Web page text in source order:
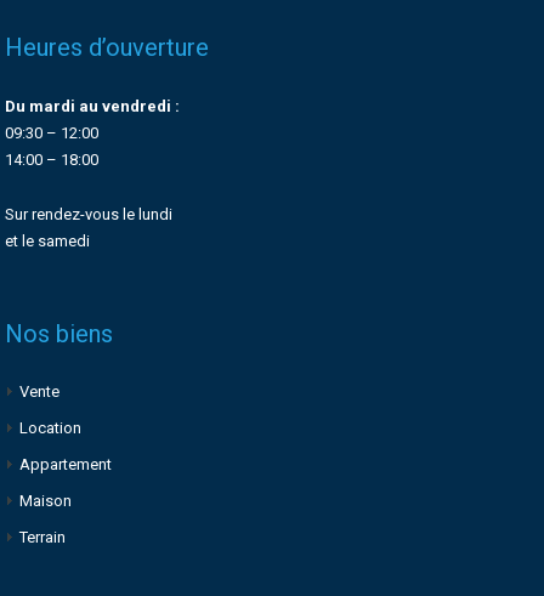
Heures d’ouverture
Du mardi au vendredi :
09:30 – 12:00
14:00 – 18:00
Sur rendez-vous le lundi
et le samedi
Nos biens
Vente
Location
Appartement
Maison
Terrain